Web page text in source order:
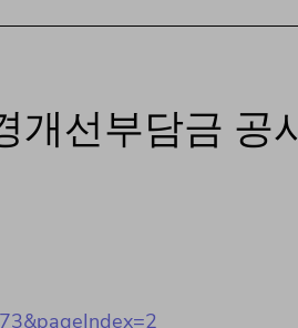
개선부담금 공